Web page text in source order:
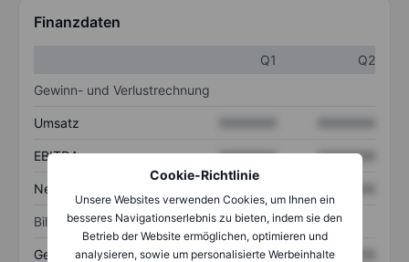
Cookie-Richtlinie
Unsere Websites verwenden Cookies, um Ihnen ein
besseres Navigationserlebnis zu bieten, indem sie den
Betrieb der Website ermöglichen, optimieren und
analysieren, sowie um personalisierte Werbeinhalte
Finanzdaten
Q1
Q2
Gewinn- und Verlustrechnung
Umsatz
EBITDA XXXXXXX XXXXXXX
Nettoeinkommen
Bilanz
Gesamtvermögen XXXXXXX XXXXXXX